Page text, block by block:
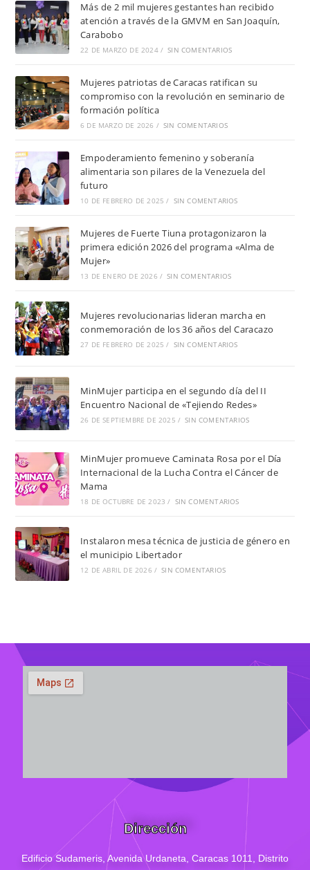
Más de 2 mil mujeres gestantes han recibido
atención a través de la GMVM en San Joaquín,
Carabobo
22 DE MARZO DE 2024 / SIN COMENTARIOS
Mujeres patriotas de Caracas ratifican su
compromiso con la revolución en seminario de
formación política
6 DE MARZO DE 2026 / SIN COMENTARIOS
Empoderamiento femenino y soberanía
alimentaria son pilares de la Venezuela del
futuro
10 DE FEBRERO DE 2025 / SIN COMENTARIOS
Mujeres de Fuerte Tiuna protagonizaron la
primera edición 2026 del programa «Alma de
Mujer»
13 DE ENERO DE 2026 / SIN COMENTARIOS
Mujeres revolucionarias lideran marcha en
conmemoración de los 36 años del Caracazo
27 DE FEBRERO DE 2025 / SIN COMENTARIOS
MinMujer participa en el segundo día del II
Encuentro Nacional de «Tejiendo Redes»
26 DE SEPTIEMBRE DE 2025 / SIN COMENTARIOS
MinMujer promueve Caminata Rosa por el Día
Internacional de la Lucha Contra el Cáncer de
Mama
18 DE OCTUBRE DE 2023 / SIN COMENTARIOS
Instalaron mesa técnica de justicia de género en
el municipio Libertador
12 DE ABRIL DE 2026 / SIN COMENTARIOS
Dirección
Edificio Sudameris, Avenida Urdaneta, Caracas 1011, Distrito